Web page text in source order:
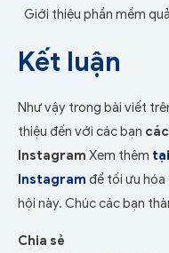
Giới thiệu phần mềm
Kết luận
Như vậy trong bài viết
thiệu đến với các bạn
Instagram Xem thêm
Instagram để tối ưu hóa
hội này. Chúc các bạn
Chia sẻ